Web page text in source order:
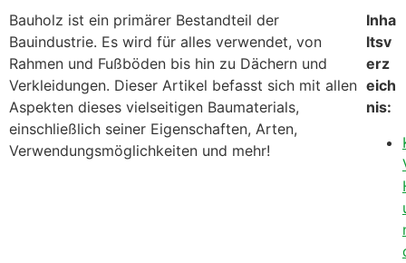
Bauholz ist ein primärer Bestandteil der
Bauindustrie. Es wird für alles verwendet, von
Rahmen und Fußböden bis hin zu Dächern und
Verkleidungen. Dieser Artikel befasst sich mit allen
Aspekten dieses vielseitigen Baumaterials,
einschließlich seiner Eigenschaften, Arten,
Verwendungsmöglichkeiten und mehr!
Inha
ltsv
erz
eich
nis: